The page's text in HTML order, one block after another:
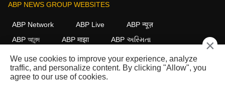
ABP NEWS GROUP WEBSITES
ABP Network ABP Live
ABP न्यूज़
ABP আনন্দ
ABP माझा
ABP અસ્મિતા
ABP Ganga
ABP ਸਾਂਝਾ ABP நாடு ABP దేశం
FOLLOW US
×
We use cookies to improve your experience, analyze
traffic, and personalize content. By clicking "Allow", you
agree to our use of cookies.